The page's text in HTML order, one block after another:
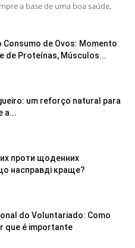
a base de uma boa saúde,
Consumo de Ovos: Momento
de Proteínas, Músculos...
um reforço natural para
a...
проти щоденних
насправді краще?
do Voluntariado: Como
que é importante